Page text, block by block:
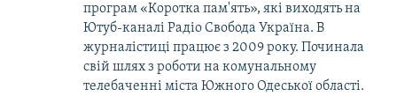
програм «Коротка пам'ять», які виходять на
Ютуб-каналі Радіо Свобода Україна. В
журналістиці працює з 2009 року. Починала
свій шлях з роботи на комунальному
телебаченні міста Южного Одеської області.